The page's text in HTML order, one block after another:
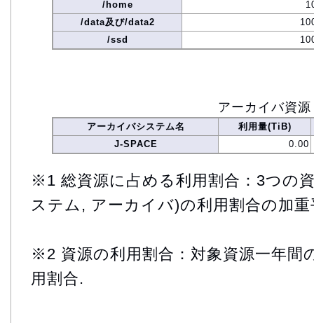
/home
/data及び/data2
/ssd
アーカイバ資源
アーカイバシステム名
利用量(TiB)
J-SPACE
0.00
※1 総資源に占める利用割合：3つの
ステム, アーカイバ)の利用割合の加重
※2 資源の利用割合：対象資源一年間
用割合.